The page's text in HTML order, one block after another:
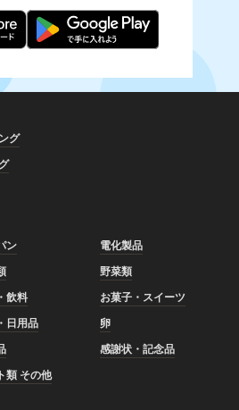
グ
ン
電化製品
野菜類
飲料
お菓子・スイーツ
日用品
卵
感謝状・記念品
類 その他